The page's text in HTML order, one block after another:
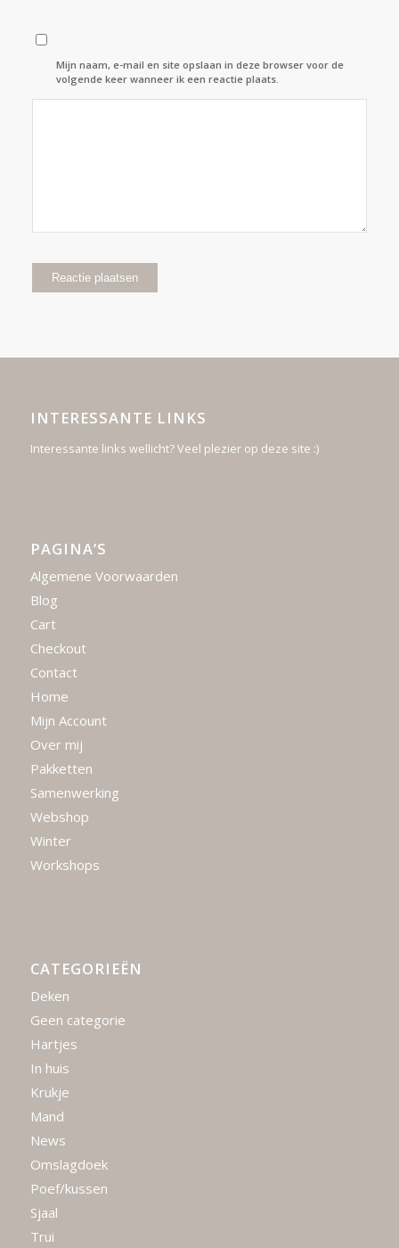
Mijn naam, e-mail en site opslaan in deze browser voor de
volgende keer wanneer ik een reactie plaats.
INTERESSANTE LINKS
Interessante links wellicht? Veel plezier op deze site :)
PAGINA’S
Algemene Voorwaarden
Blog
Cart
Checkout
Contact
Home
Mijn Account
Over mij
Pakketten
Samenwerking
Webshop
Winter
Workshops
CATEGORIEËN
Deken
Geen categorie
Hartjes
In huis
Krukje
Mand
News
Omslagdoek
Poef/kussen
Sjaal
Trui